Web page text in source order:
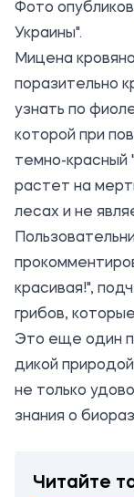
Фото
Украины".
Мицена
поразительно
узнать по
которой при
темно-красный
растет на
лесах и не
красивая!",
грибов,
Это еще один
дикой
не только
знания о
Читайте